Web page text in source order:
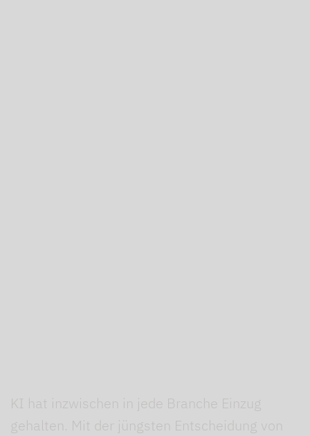
KI hat inzwischen in jede Branche Einzug
gehalten. Mit der jüngsten Entscheidung von